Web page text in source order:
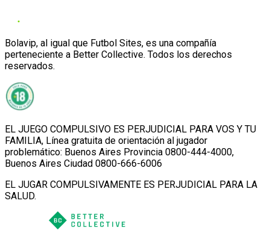
Bolavip, al igual que Futbol Sites, es una compañía
perteneciente a Better Collective. Todos los derechos
reservados.
EL JUEGO COMPULSIVO ES PERJUDICIAL PARA VOS Y TU
FAMILIA, Línea gratuita de orientación al jugador
problemático: Buenos Aires Provincia 0800-444-4000,
Buenos Aires Ciudad 0800-666-6006
EL JUGAR COMPULSIVAMENTE ES PERJUDICIAL PARA LA
SALUD.